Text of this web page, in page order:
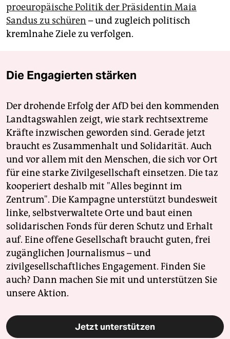
proeuropäische Politik der Präsidentin Maia
Sandus zu schüren – und zugleich politisch
kremlnahe Ziele zu verfolgen.
Die Engagierten stärken
Der drohende Erfolg der AfD bei den kommenden
Landtagswahlen zeigt, wie stark rechtsextreme
Kräfte inzwischen geworden sind. Gerade jetzt
braucht es Zusammenhalt und Solidarität. Auch
und vor allem mit den Menschen, die sich vor Ort
für eine starke Zivilgesellschaft einsetzen. Die taz
kooperiert deshalb mit "Alles beginnt im
Zentrum". Die Kampagne unterstützt bundesweit
linke, selbstverwaltete Orte und baut einen
solidarischen Fonds für deren Schutz und Erhalt
auf. Eine offene Gesellschaft braucht guten, frei
zugänglichen Journalismus – und
zivilgesellschaftliches Engagement. Finden Sie
auch? Dann machen Sie mit und unterstützen Sie
unsere Aktion.
Jetzt unterstützen